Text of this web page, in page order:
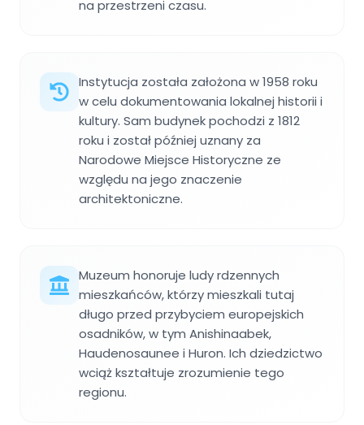
na przestrzeni czasu.
Instytucja została założona w 1958 roku
w celu dokumentowania lokalnej historii i
kultury. Sam budynek pochodzi z 1812
roku i został później uznany za
Narodowe Miejsce Historyczne ze
względu na jego znaczenie
architektoniczne.
Muzeum honoruje ludy rdzennych
mieszkańców, którzy mieszkali tutaj
długo przed przybyciem europejskich
osadników, w tym Anishinaabek,
Haudenosaunee i Huron. Ich dziedzictwo
wciąż kształtuje zrozumienie tego
regionu.